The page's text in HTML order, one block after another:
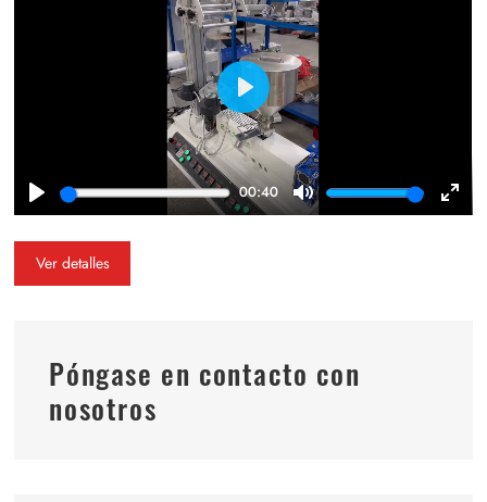
Play
00:40
Mute
Play
Ver detalles
Póngase en contacto con
nosotros